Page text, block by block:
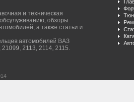
и техническая
обзоры
а также статьи и
автомобилей ВАЗ
2113, 2114, 2115.